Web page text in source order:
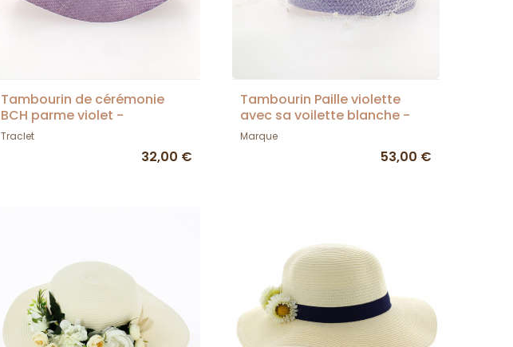
Tambourin de cérémonie
BCH parme violet -
Chapellerie TRACLET - France
Traclet
32,00 €
Tambourin Paille violette
avec sa voilette blanche -
Traclet
Marque
53,00 €